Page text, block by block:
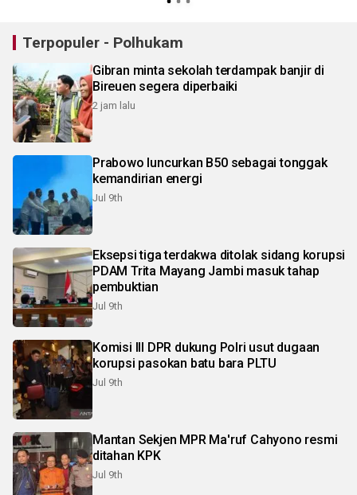
Terpopuler - Polhukam
Gibran minta sekolah terdampak banjir di
Bireuen segera diperbaiki
2 jam lalu
Prabowo luncurkan B50 sebagai tonggak
kemandirian energi
Jul 9th
Eksepsi tiga terdakwa ditolak sidang korupsi
PDAM Trita Mayang Jambi masuk tahap
pembuktian
Jul 9th
Komisi III DPR dukung Polri usut dugaan
korupsi pasokan batu bara PLTU
Jul 9th
Mantan Sekjen MPR Ma'ruf Cahyono resmi
ditahan KPK
Jul 9th